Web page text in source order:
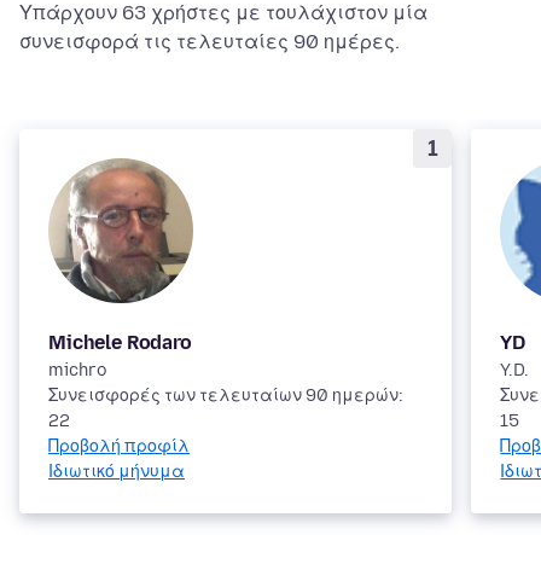
Υπάρχουν 63 χρήστες με τουλάχιστον μία
συνεισφορά τις τελευταίες 90 ημέρες.
1
Michele Rodaro
michro
Συνεισφορές των τελευταίων 90 ημερών:
22
Προβολή προφίλ
Ιδιωτικό μήνυμα
YD
Y.D.
15